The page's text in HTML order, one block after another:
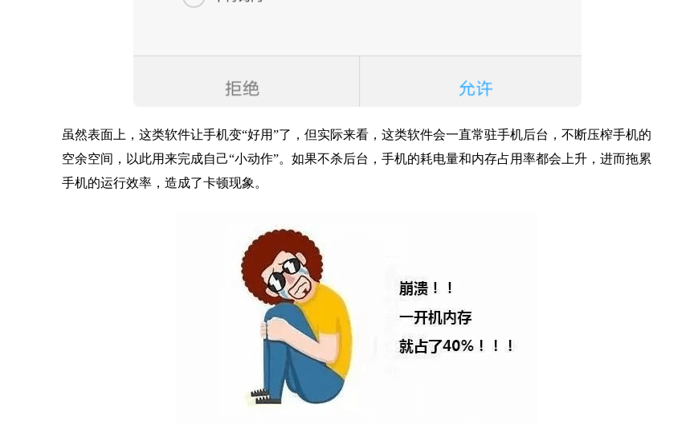
虽然表面上，这类软件让手机变“好用”了，但实际来看，这类软件会一直常驻手机后台，不断压榨手机的
空余空间，以此用来完成自己“小动作”。如果不杀后台，手机的耗电量和内存占用率都会上升，进而拖累
手机的运行效率，造成了卡顿现象。